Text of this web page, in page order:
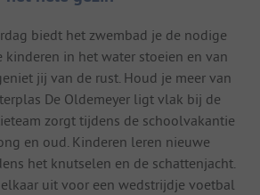
biedt het zwembad je de nodige
kinderen in het water stoeien en van
jij van de rust. Houd je meer van
De Oldemeyer ligt vlak bij de
zorgt tijdens de schoolvakantie
en oud. Kinderen leren nieuwe
het knutselen en de schattenjacht.
uit voor een wedstrijdje voetbal